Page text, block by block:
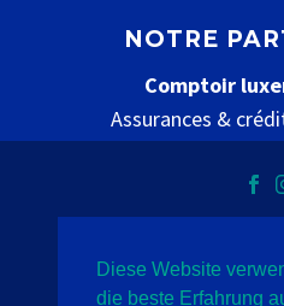
NOTRE
Comptoir
Assurances &
Datenschutz
Diese Website
die beste Erfahrung